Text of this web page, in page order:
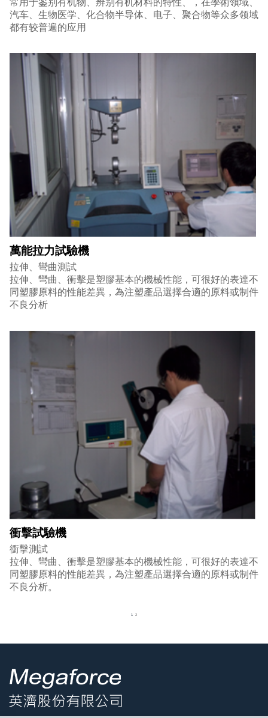
汽车、生物医学、化合物半导体、电子、聚合物等众多领域
都有较普遍的应用
萬能拉力試驗機
拉伸、彎曲測試
拉伸、彎曲、衝擊是塑膠基本的機械性能，可很好的表達不
同塑膠原料的性能差異，為注塑產品選擇合適的原料或制件
不良分析
衝擊試驗機
衝擊測試
拉伸、彎曲、衝擊是塑膠基本的機械性能，可很好的表達不
同塑膠原料的性能差異，為注塑產品選擇合適的原料或制件
不良分析。
1 2